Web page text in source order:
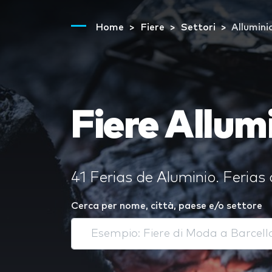
Home Fiere Settori
Fiere
41 Ferias de Aluminio.
Cerca per nome, città, paese e/o settore